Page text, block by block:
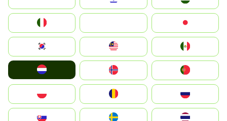
South Korea